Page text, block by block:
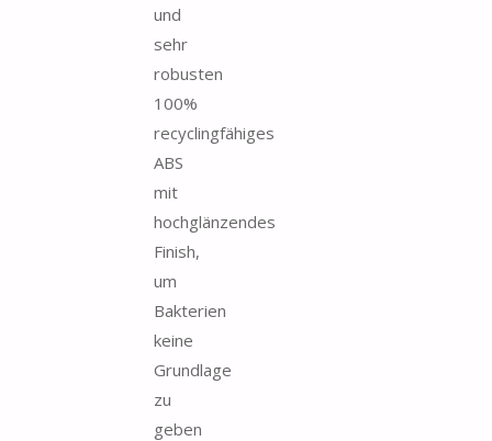
und
sehr
robusten
100%
recyclingfähiges
ABS
mit
hochglänzendes
Finish,
um
Bakterien
keine
Grundlage
zu
geben